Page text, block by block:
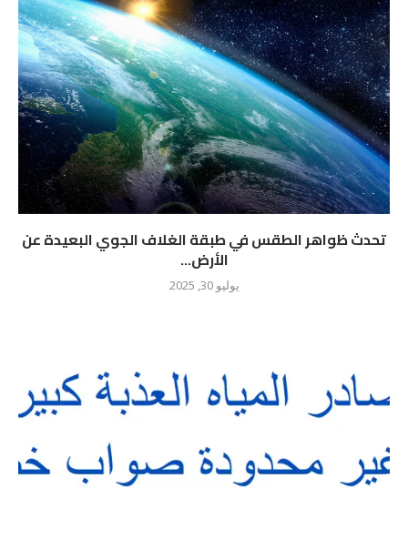
تحدث ظواهر الطقس في طبقة الغلاف الجوي البعيدة عن
الأرض...
يوليو 30, 2025